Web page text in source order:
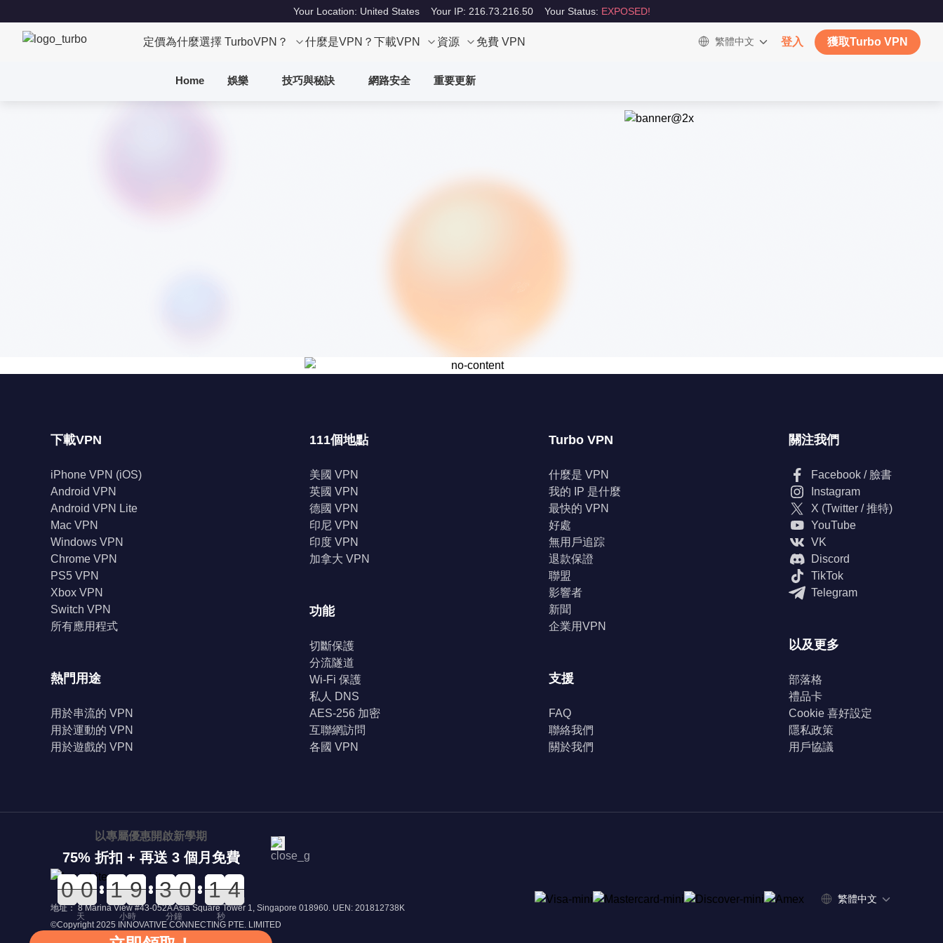
Your Location: United States Your IP: 216.73.216.50 Your Status: EXPOSED!
定價為什麼選擇 TurboVPN？ 什麼是VPN？ 下載VPN 資源 免費 VPN 繁體中文 登入 獲取Turbo VPN
Home 娛樂 技巧與秘訣 網路安全 重要更新
下載VPN
iPhone VPN (iOS)
Android VPN
Android VPN Lite
Mac VPN
Windows VPN
Chrome VPN
PS5 VPN
Xbox VPN
Switch VPN
所有應用程式
熱門用途
用於串流的 VPN
用於運動的 VPN
用於遊戲的 VPN
111個地點
美國 VPN
英國 VPN
德國 VPN
印尼 VPN
印度 VPN
加拿大 VPN
功能
切斷保護
分流隧道
Wi-Fi 保護
私人 DNS
AES-256 加密
互聯網訪問
各國 VPN
Turbo VPN
什麼是 VPN
我的 IP 是什麼
最快的 VPN
好處
無用戶追踪
退款保證
聯盟
影響者
新聞
企業用VPN
支援
FAQ
聯絡我們
關於我們
關注我們
Facebook / 臉書
Instagram
X (Twitter / 推特)
YouTube
VK
Discord
TikTok
Telegram
以及更多
部落格
禮品卡
Cookie 喜好設定
隱私政策
用戶協議
地址： 8 Marina View #43-052A Asia Square Tower 1, Singapore 018960. UEN: 201812738K
©Copyright 2025 INNOVATIVE CONNECTING PTE. LIMITED
繁體中文
以專屬優惠開啟新學期
75% 折扣 + 再送 3 個月免費
0
0
0
0 0
0
0
0 0
0
1
1 0
0
9
9 0
0
3
3 0
0
0
0 2
2
1
1 4
4
3
天 小時 分鐘 秒